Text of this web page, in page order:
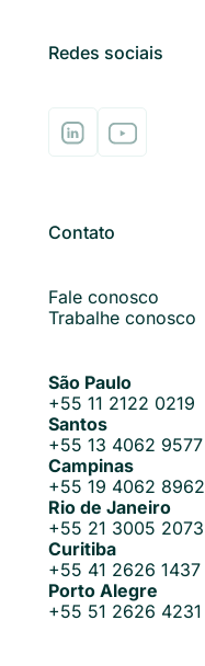
Redes sociais
Contato
Fale conosco
Trabalhe conosco
São Paulo
+55 11 2122 0219
Santos
+55 13 4062 9577
Campinas
+55 19 4062 8962
Rio de Janeiro
+55 21 3005 2073
Curitiba
+55 41 2626 1437
Porto Alegre
+55 51 2626 4231